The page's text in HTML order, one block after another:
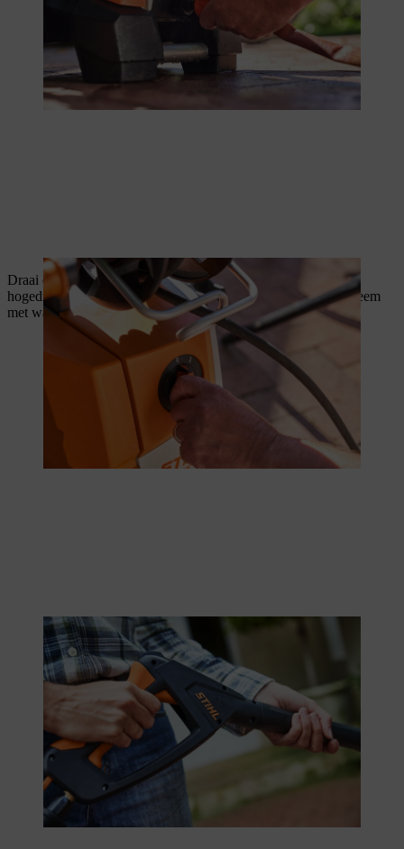
Draai de kraan open en druk het spuitpistool in wanneer de
hogedrukreiniger is uitgeschakeld. Zo vul je het hogedruksysteem
met water en maak je deze klaar voor gebruik.